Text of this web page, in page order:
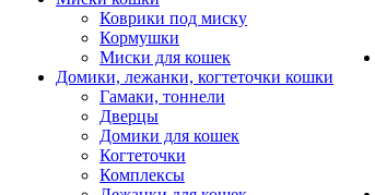
Коврики под миску
Кормушки
Миски для кошек
Домики, лежанки, когтеточки кошки
Гамаки, тоннели
Дверцы
Домики для кошек
Когтеточки
Комплексы